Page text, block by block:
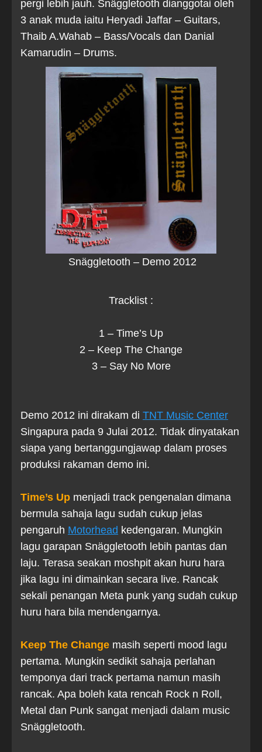
pergi lebih jauh. Snäggletooth dianggotai oleh
3 anak muda iaitu Heryadi Jaffar – Guitars,
Thaib A.Wahab – Bass/Vocals dan Danial
Kamarudin – Drums.
Snäggletooth – Demo 2012
Tracklist :
1 – Time’s Up
2 – Keep The Change
3 – Say No More
Demo 2012 ini dirakam di TNT Music Center
Singapura pada 9 Julai 2012. Tidak dinyatakan
siapa yang bertanggungjawap dalam proses
produksi rakaman demo ini.
Time’s Up menjadi track pengenalan dimana
bermula sahaja lagu sudah cukup jelas
pengaruh Motorhead kedengaran. Mungkin
lagu garapan Snäggletooth lebih pantas dan
laju. Terasa seakan moshpit akan huru hara
jika lagu ini dimainkan secara live. Rancak
sekali penangan Meta punk yang sudah cukup
huru hara bila mendengarnya.
Keep The Change masih seperti mood lagu
pertama. Mungkin sedikit sahaja perlahan
temponya dari track pertama namun masih
rancak. Apa boleh kata rencah Rock n Roll,
Metal dan Punk sangat menjadi dalam music
Snäggletooth.